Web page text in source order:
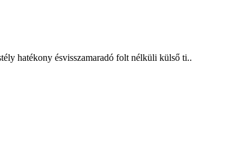
hatékony ésvisszamaradó folt nélküli külső ti..